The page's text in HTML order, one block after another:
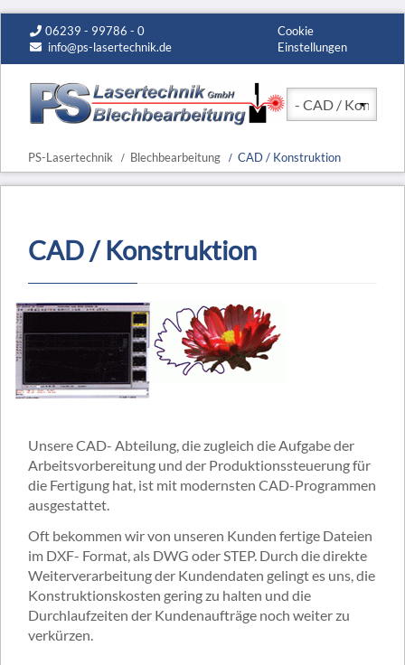
06239 - 99786 - 0
info@ps-lasertechnik.de
Cookie
Einstellungen
PS-Lasertechnik Blechbearbeitung CAD / Konstruktion
CAD / Konstruktion
Unsere CAD- Abteilung, die zugleich die Aufgabe der
Arbeitsvorbereitung und der Produktionssteuerung für
die Fertigung hat, ist mit modernsten CAD-Programmen
ausgestattet.
Oft bekommen wir von unseren Kunden fertige Dateien
im DXF- Format, als DWG oder STEP. Durch die direkte
Weiterverarbeitung der Kundendaten gelingt es uns, die
Konstruktionskosten gering zu halten und die
Durchlaufzeiten der Kundenaufträge noch weiter zu
verkürzen.